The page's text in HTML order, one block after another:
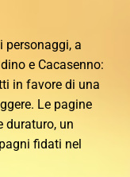
personaggi, a
e Cacasenno:
in favore di una
Le pagine
duraturo, un
fidati nel